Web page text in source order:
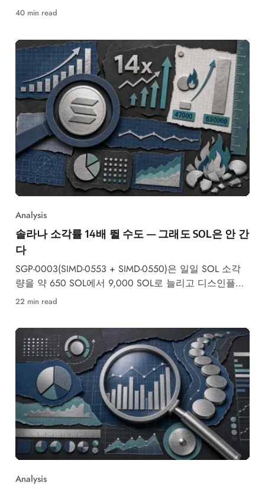
했습니다.
40 min read
Analysis
솔라나 소각률 14배 뛸 수도 — 그래도 SOL은 안 간
다
SGP-0003(SIMD-0553 + SIMD-0550)은 일일 SOL 소각
량을 약 650 SOL에서 9,000 SOL로 늘리고 디스인플레
이션 속도를 2배로 높입니다 —
22 min read
Analysis